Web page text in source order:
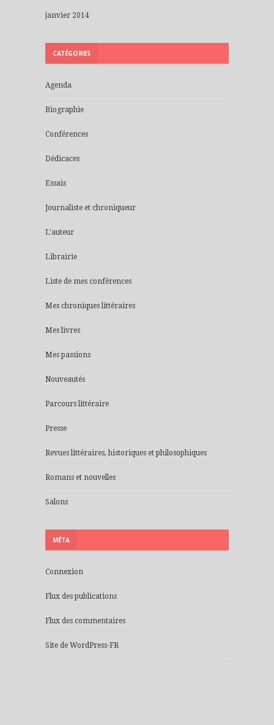
janvier 2014
CATÉGORIES
Agenda
Biographie
Conférences
Dédicaces
Essais
Journaliste et chroniqueur
L'auteur
Librairie
Liste de mes conférences
Mes chroniques littéraires
Mes livres
Mes passions
Nouveautés
Parcours littéraire
Presse
Revues littéraires, historiques et philosophiques
Romans et nouvelles
Salons
MÉTA
Connexion
Flux des publications
Flux des commentaires
Site de WordPress-FR